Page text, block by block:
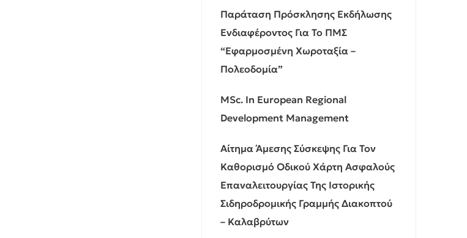
Παράταση Πρόσκλησης Εκδήλωσης
Ενδιαφέροντος Για Το ΠΜΣ
“Εφαρμοσμένη Χωροταξία –
Πολεοδομία”
MSc. In European Regional
Development Management
Αίτημα Άμεσης Σύσκεψης Για Τον
Καθορισμό Οδικού Χάρτη Ασφαλούς
Επαναλειτουργίας Της Ιστορικής
Σιδηροδρομικής Γραμμής Διακοπτού
– Καλαβρύτων